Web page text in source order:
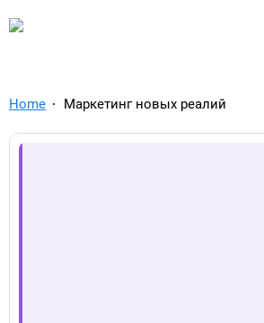
TelegramAds.com
Home Маркетинг новых реалий